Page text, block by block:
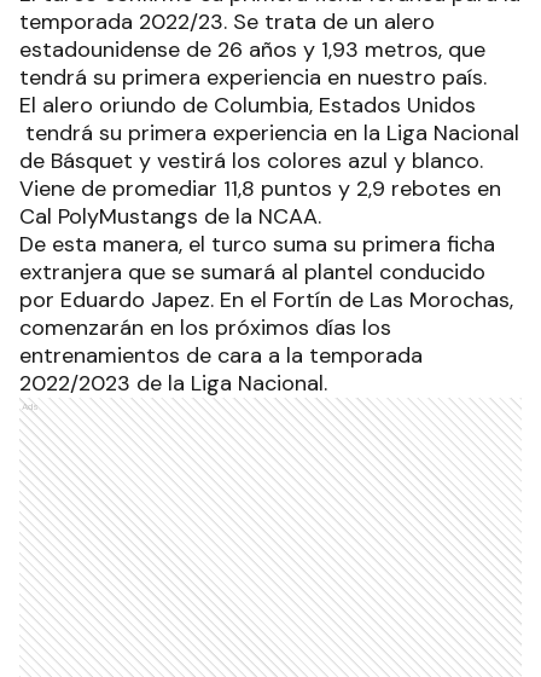
temporada 2022/23. Se trata de un alero
estadounidense de 26 años y 1,93 metros, que
tendrá su primera experiencia en nuestro país.
El alero oriundo de Columbia, Estados Unidos
tendrá su primera experiencia en la Liga Nacional
de Básquet y vestirá los colores azul y blanco.
Viene de promediar 11,8 puntos y 2,9 rebotes en
Cal PolyMustangs de la NCAA.
De esta manera, el turco suma su primera ficha
extranjera que se sumará al plantel conducido
por Eduardo Japez. En el Fortín de Las Morochas,
comenzarán en los próximos días los
entrenamientos de cara a la temporada
2022/2023 de la Liga Nacional.
Ads